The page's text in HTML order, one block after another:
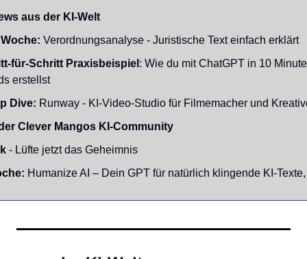
aus der KI-Welt
Verordnungsanalyse - Juristische Text einfach erklärt
für-Schritt Praxisbeispiel : Wie du mit ChatGPT in 10
erstellst
Dive: Runway - KI-Video-Studio für Filmemacher und
Clever Mangos KI-Community
- Lüfte jetzt das Geheimnis
Humanize AI – Dein GPT für natürlich klingende KI-